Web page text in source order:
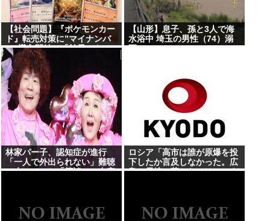
【社会問題】『ポケモンカー
ド』転売対策に”マイナンバ
ー”導入開始で「効果テキメ
ン」広がる新システム
【山形】息子、孫と3人で海
水浴中 埼玉の男性（74）溺
死
林家パー子、認知症が進行
「一人で外出られない」難聴
で夫・ペーと「筆談」…自宅
ロシア「高市は誰が原爆を投
下したか言及しなかった。広
島と長崎に落ちたのはUFOだ